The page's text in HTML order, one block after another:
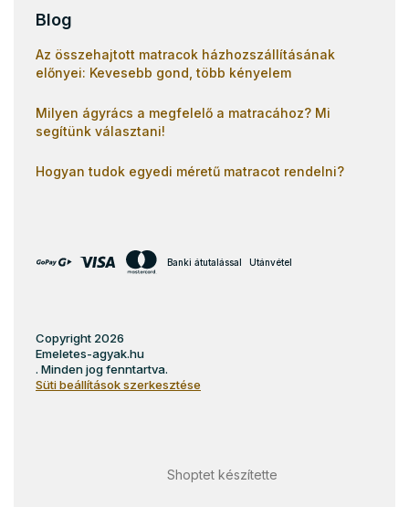
Blog
Az összehajtott matracok házhozszállításának
előnyei: Kevesebb gond, több kényelem
Milyen ágyrács a megfelelő a matracához? Mi
segítünk választani!
Hogyan tudok egyedi méretű matracot rendelni?
Banki átutalással Utánvétel
Shoptet készítette
Copyright 2026
Emeletes-agyak.hu
. Minden jog fenntartva.
Süti beállítások szerkesztése